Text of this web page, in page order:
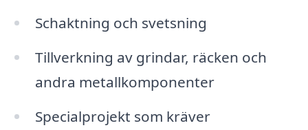
Schaktning och svetsning
Tillverkning av grindar, räcken och
andra metallkomponenter
Specialprojekt som kräver